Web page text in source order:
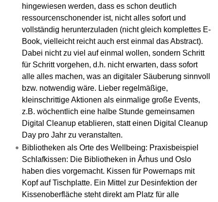
hingewiesen werden, dass es schon deutlich
ressourcenschonender ist, nicht alles sofort und
vollständig herunterzuladen (nicht gleich komplettes E-
Book, vielleicht reicht auch erst einmal das Abstract).
Dabei nicht zu viel auf einmal wollen, sondern Schritt
für Schritt vorgehen, d.h. nicht erwarten, dass sofort
alle alles machen, was an digitaler Säuberung sinnvoll
bzw. notwendig wäre. Lieber regelmäßige,
kleinschrittige Aktionen als einmalige große Events,
z.B. wöchentlich eine halbe Stunde gemeinsamen
Digital Cleanup etablieren, statt einen Digital Cleanup
Day pro Jahr zu veranstalten.
Bibliotheken als Orte des Wellbeing: Praxisbeispiel
Schlafkissen: Die Bibliotheken in Århus und Oslo
haben dies vorgemacht. Kissen für Powernaps mit
Kopf auf Tischplatte. Ein Mittel zur Desinfektion der
Kissenoberfläche steht direkt am Platz für alle